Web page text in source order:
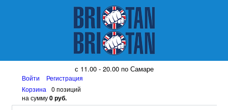
8 (917) 161 08 99
с 11.00 - 20.00 по Самаре
Войти
Регистрация
Корзина
0 позиций
на сумму0 руб.